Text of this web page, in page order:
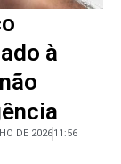
à
DE 202611:56